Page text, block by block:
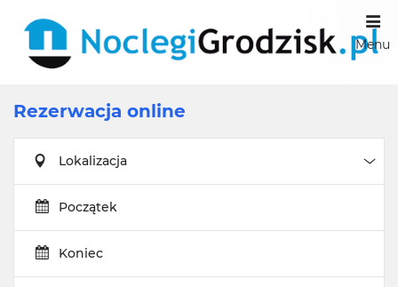
Menu
Rezerwacja online
Lokalizacja
Początek
Koniec